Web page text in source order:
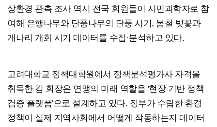
상환경 관측 조사 역시 전국 회원들이 시민과학자로 참
여해 은행나무와 단풍나무의 단풍 시기, 봄철 벚꽃과
개나리 개화 시기 데이터를 수집·분석하고 있다.
고려대학교 정책대학원에서 정책분석평가사 자격을
취득한 김 회장은 연맹의 미래 역할을 '현장 기반 정책
검증 플랫폼'으로 설계하고 있다. 정부가 수립한 환경
정책이 실제 지역사회에서 어떻게 작동하는지 데이터